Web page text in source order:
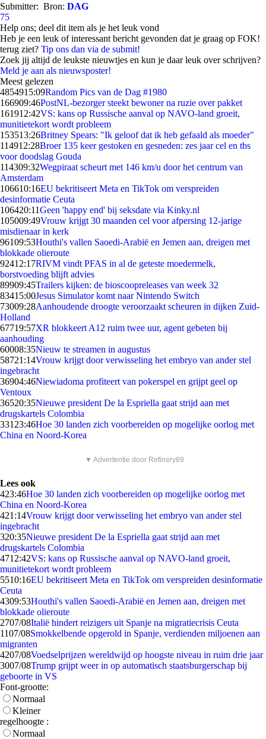
Submitter: Bron: DAG
75
Help ons; deel dit item als je het leuk vond
Heb je een leuk of interessant bericht gevonden dat je graag op FOK!
terug ziet? Tip ons dan via de submit!
Zoek jij altijd de leukste nieuwtjes en kun je daar leuk over schrijven?
Meld je aan als nieuwsposter!
Meest gelezen
4854915:09Random Pics van de Dag #1980
166909:46PostNL-bezorger steekt bewoner na ruzie over pakket
161912:42VS: kans op Russische aanval op NAVO-land groeit,
munitietekort wordt probleem
153513:26Britney Spears: "Ik geloof dat ik heb gefaald als moeder"
114912:28Broer 135 keer gestoken en gesneden: zes jaar cel en tbs
voor doodslag Gouda
114309:32Wegpiraat scheurt met 146 km/u door het centrum van
Amsterdam
106610:16EU bekritiseert Meta en TikTok om verspreiden
desinformatie Ceuta
106420:11Geen 'happy end' bij seksdate via Kinky.nl
105009:49Vrouw krijgt 30 maanden cel voor afpersing 12-jarige
misdienaar in kerk
96109:53Houthi's vallen Saoedi-Arabië en Jemen aan, dreigen met
blokkade olieroute
92412:17RIVM vindt PFAS in al de geteste moedermelk,
borstvoeding blijft advies
89909:45Trailers kijken: de bioscoopreleases van week 32
83415:00Jesus Simulator komt naar Nintendo Switch
73009:28Aanhoudende droogte veroorzaakt scheuren in dijken Zuid-
Holland
67719:57XR blokkeert A12 ruim twee uur, agent gebeten bij
aanhouding
60008:35Nieuw te streamen in augustus
58721:14Vrouw krijgt door verwisseling het embryo van ander stel
ingebracht
36904:46Niewiadoma profiteert van pokerspel en grijpt geel op
Ventoux
36520:35Nieuwe president De la Espriella gaat strijd aan met
drugskartels Colombia
331 23:46Hoe 30 landen zich voorbereiden op mogelijke oorlog met
China en Noord-Korea
▼ Advertentie door Refinery89
Lees ook
423:46Hoe 30 landen zich voorbereiden op mogelijke oorlog met
China en Noord-Korea
421:14Vrouw krijgt door verwisseling het embryo van ander stel
ingebracht
320:35Nieuwe president De la Espriella gaat strijd aan met
drugskartels Colombia
4712:42VS: kans op Russische aanval op NAVO-land groeit,
munitietekort wordt probleem
5510:16EU bekritiseert Meta en TikTok om verspreiden desinformatie
Ceuta
4309:53Houthi's vallen Saoedi-Arabië en Jemen aan, dreigen met
blokkade olieroute
2707/08Italië hindert reizigers uit Spanje na migratiecrisis Ceuta
1107/08Smokkelbende opgerold in Spanje, verdienden miljoenen aan
migranten
4207/08Voedselprijzen wereldwijd op hoogste niveau in ruim drie jaar
3007/08Trump grijpt weer in op automatisch staatsburgerschap bij
geboorte in VS
Font-grootte:
Normaal
Kleiner
regelhoogte :
Normaal